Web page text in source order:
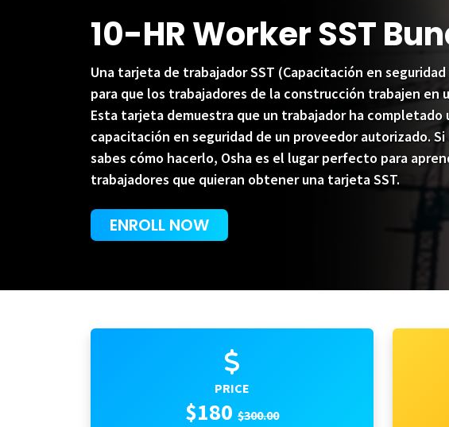
10-HR Worker SST
Una tarjeta de trabajador SST (Capacitación en
para que los trabajadores de la construcción trabajen
Esta tarjeta demuestra que un trabajador ha
capacitación en seguridad de un proveedor autorizado.
sabes cómo hacerlo, Osha es el lugar perfecto para
trabajadores que quieran obtener una tarjeta SST.
ENROLL NOW
PRICE
$180 $300.00